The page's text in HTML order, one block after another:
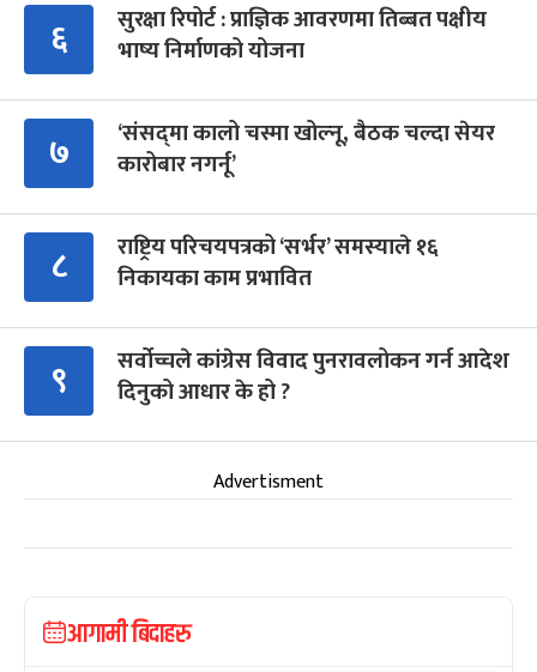
६
सुरक्षा रिपोर्ट : प्राज्ञिक आवरणमा तिब्बत पक्षीय
भाष्य निर्माणको योजना
७
‘संसद्‍मा कालो चस्मा खोल्नू, बैठक चल्दा सेयर
कारोबार नगर्नू’
८
राष्ट्रिय परिचयपत्रको ‘सर्भर’ समस्याले १६
निकायका काम प्रभावित
९
सर्वोच्चले कांग्रेस विवाद पुनरावलोकन गर्न आदेश
दिनुको आधार के हो ?
Advertisment
आगामी बिदाहरु